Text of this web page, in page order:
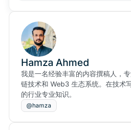
Hamza Ahmed
我是一名经验丰富的内容撰稿人，
链技术和 Web3 生态系统。在技术
的行业专业知识。
@hamza